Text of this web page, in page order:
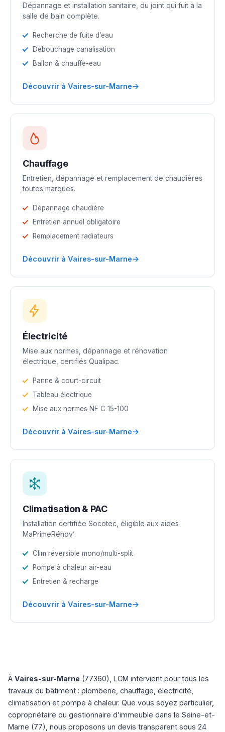
Dépannage et installation sanitaire, du joint qui fuit à la
salle de bain complète.
Recherche de fuite d’eau
Débouchage canalisation
Ballon & chauffe-eau
Découvrir à Vaires-sur-Marne→
Chauffage
Entretien, dépannage et remplacement de chaudières
toutes marques.
Dépannage chaudière
Entretien annuel obligatoire
Remplacement radiateurs
Découvrir à Vaires-sur-Marne→
Électricité
Mise aux normes, dépannage et rénovation
électrique, certifiés Qualipac.
Panne & court-circuit
Tableau électrique
Mise aux normes NF C 15-100
Découvrir à Vaires-sur-Marne→
Climatisation & PAC
Installation certifiée Socotec, éligible aux aides
MaPrimeRénov’.
Clim réversible mono/multi-split
Pompe à chaleur air-eau
Entretien & recharge
Découvrir à Vaires-sur-Marne→
À Vaires-sur-Marne (77360), LCM intervient pour tous les
travaux du bâtiment : plomberie, chauffage, électricité,
climatisation et pompe à chaleur. Que vous soyez particulier,
copropriétaire ou gestionnaire d’immeuble dans le Seine-et-
Marne (77), nous proposons un devis transparent sous 24